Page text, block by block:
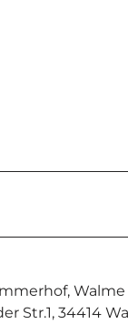
Walme
Str.1, 34414